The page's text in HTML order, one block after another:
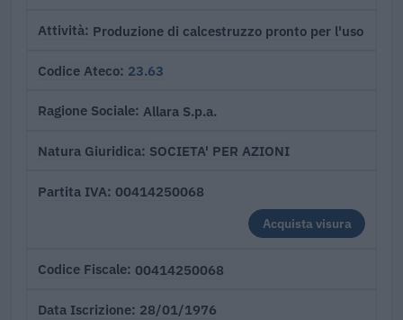
Attività Produzione di calcestruzzo pronto per l'uso
Codice Ateco 23.63
Ragione Sociale Allara S.p.a.
Natura Giuridica SOCIETA' PER AZIONI
Partita IVA 00414250068
Acquista visura
Codice Fiscale 00414250068
Data Iscrizione 28/01/1976